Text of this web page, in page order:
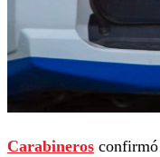
Carabineros